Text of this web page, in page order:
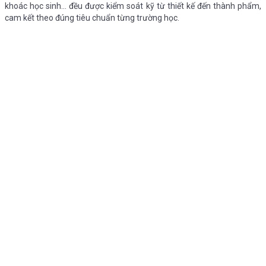
khoác học sinh… đều được kiểm soát kỹ từ thiết kế đến thành phẩm,
cam kết theo đúng tiêu chuẩn từng trường học.